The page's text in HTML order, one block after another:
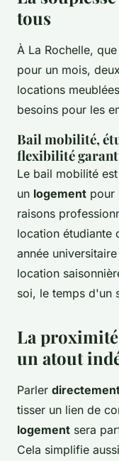
tous
À La Rochelle,
pour un mois,
locations
besoins pour les
Bail mobilité,
flexibilité
Le bail mobilité
un logement pour
raisons
location étudiante
année
location
soi, le temps d'un
La
un atout
Parler
tisser un lien de
logement sera
Cela simplifie